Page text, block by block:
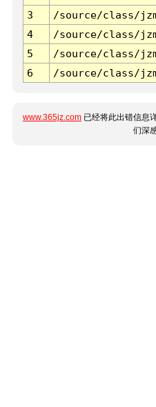
3 /source/class/
4
/source/class/
5
/source/class/
6
/source/class/
www.365jz.com 已经将此出错信息
们深